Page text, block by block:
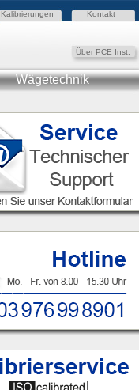
Kalibrierungen Kontakt
Über PCE Inst.
Wägetechnik